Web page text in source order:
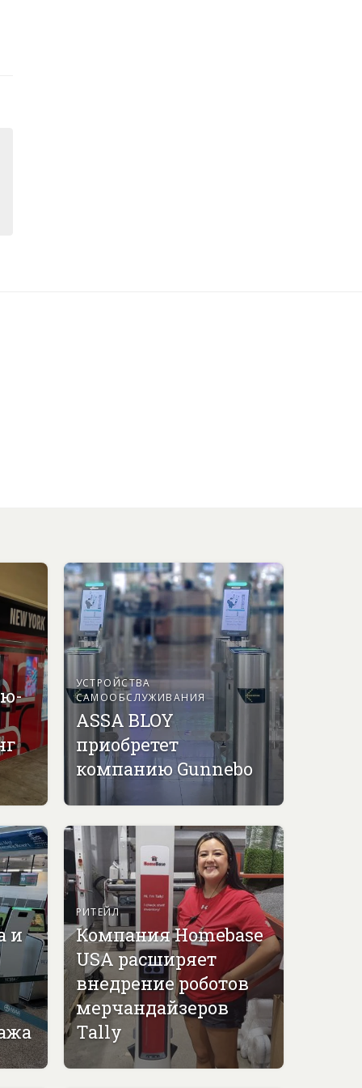
УСТРОЙСТВА
САМООБСЛУЖИВАНИЯ
ASSA BLOY
приобретет
компанию Gunnebo
и
РИТЕЙЛ
Компания Homebase
USA расширяет
внедрение роботов
мерчандайзеров
Tally